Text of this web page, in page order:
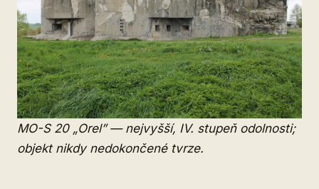
MO-S 20 „Orel” — nejvyšší, IV. stupeň odolnosti;
objekt nikdy nedokončené tvrze.